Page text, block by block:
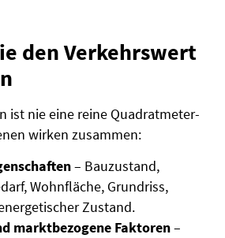
den Verkehrswert
ist nie eine reine Quadratmeter-
wirken zusammen:
– Bauzustand,
Wohnfläche, Grundriss,
Zustand.
marktbezogene Faktoren–